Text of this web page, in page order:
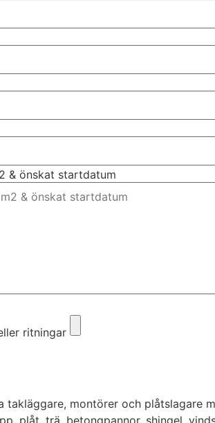
& önskat startdatum
ritningar
montörer och plåtslagare